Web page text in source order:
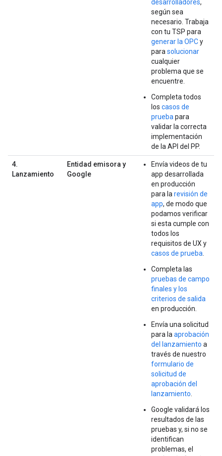
desarrolladores,
según sea
necesario. Trabaja
con tu TSP para
generar la OPCy
parasolucionar
cualquier
problema que se
encuentre.
Completa todos
los casos de
pruebapara
validar la correcta
implementación
de la API del PP.
4.
Lanzamiento
Entidad emisora y
Google
Envía videos de tu
app desarrollada
en producción
para larevisión de
app, de modo que
podamos verificar
si esta cumple con
todos los
requisitos de UX y
casos de prueba.
Completa las
pruebas de campo
finales y los
criterios de salida
en producción.
Envía una solicitud
para laaprobación
del lanzamiento a
través de nuestro
formulario de
solicitud de
aprobación del
lanzamiento.
Google validará los
resultados de las
pruebas y, si no se
identifican
problemas, el